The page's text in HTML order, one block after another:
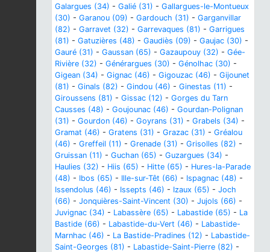
Galargues (34) - Galié (31) - Gallargues-le-Montueux
(30) - Garanou (09) - Gardouch (31) - Garganvillar
(82) - Garravet (32) - Garrevaques (81) - Garrigues
(81) - Gatuzières (48) - Gaudiès (09) - Gaujac (30) -
Gauré (31) - Gaussan (65) - Gazaupouy (32) - Gée-
Rivière (32) - Générargues (30) - Génolhac (30) -
Gigean (34) - Gignac (46) - Gigouzac (46) - Gijounet
(81) - Ginals (82) - Gindou (46) - Ginestas (11) -
Giroussens (81) - Gissac (12) - Gorges du Tarn
Causses (48) - Goujounac (46) - Gourdan-Polignan
(31) - Gourdon (46) - Goyrans (31) - Grabels (34) -
Gramat (46) - Gratens (31) - Grazac (31) - Gréalou
(46) - Greffeil (11) - Grenade (31) - Grisolles (82) -
Gruissan (11) - Guchan (65) - Guzargues (34) -
Haulies (32) - Hiis (65) - Hitte (65) - Hures-la-Parade
(48) - Ibos (65) - Ille-sur-Têt (66) - Ispagnac (48) -
Issendolus (46) - Issepts (46) - Izaux (65) - Joch
(66) - Jonquières-Saint-Vincent (30) - Jujols (66) -
Juvignac (34) - Labassère (65) - Labastide (65) - La
Bastide (66) - Labastide-du-Vert (46) - Labastide-
Marnhac (46) - La Bastide-Pradines (12) - Labastide-
Saint-Georges (81) - Labastide-Saint-Pierre (82) -